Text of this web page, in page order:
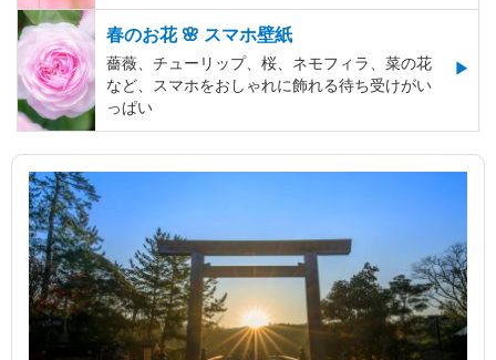
春のお花 🌸 スマホ壁紙
薔薇、チューリップ、桜、ネモフィラ、菜の花
など、スマホをおしゃれに飾れる待ち受けがい
っぱい